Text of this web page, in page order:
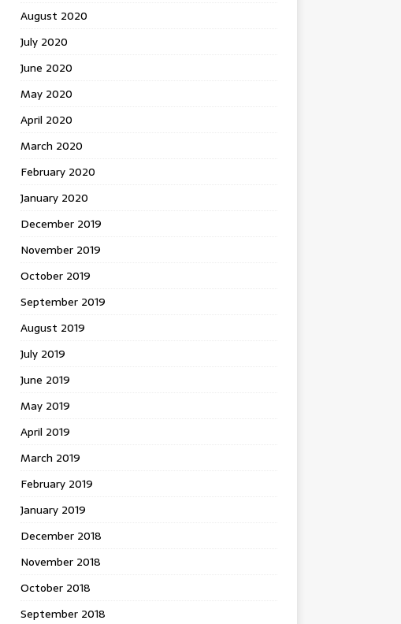
August 2020
July 2020
June 2020
May 2020
April 2020
March 2020
February 2020
January 2020
December 2019
November 2019
October 2019
September 2019
August 2019
July 2019
June 2019
May 2019
April 2019
March 2019
February 2019
January 2019
December 2018
November 2018
October 2018
September 2018